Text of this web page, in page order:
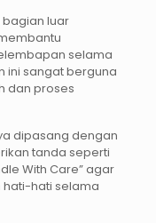
luar
selama
ini sangat berguna
dan proses
dipasang dengan
tanda seperti
With Care” agar
hati selama